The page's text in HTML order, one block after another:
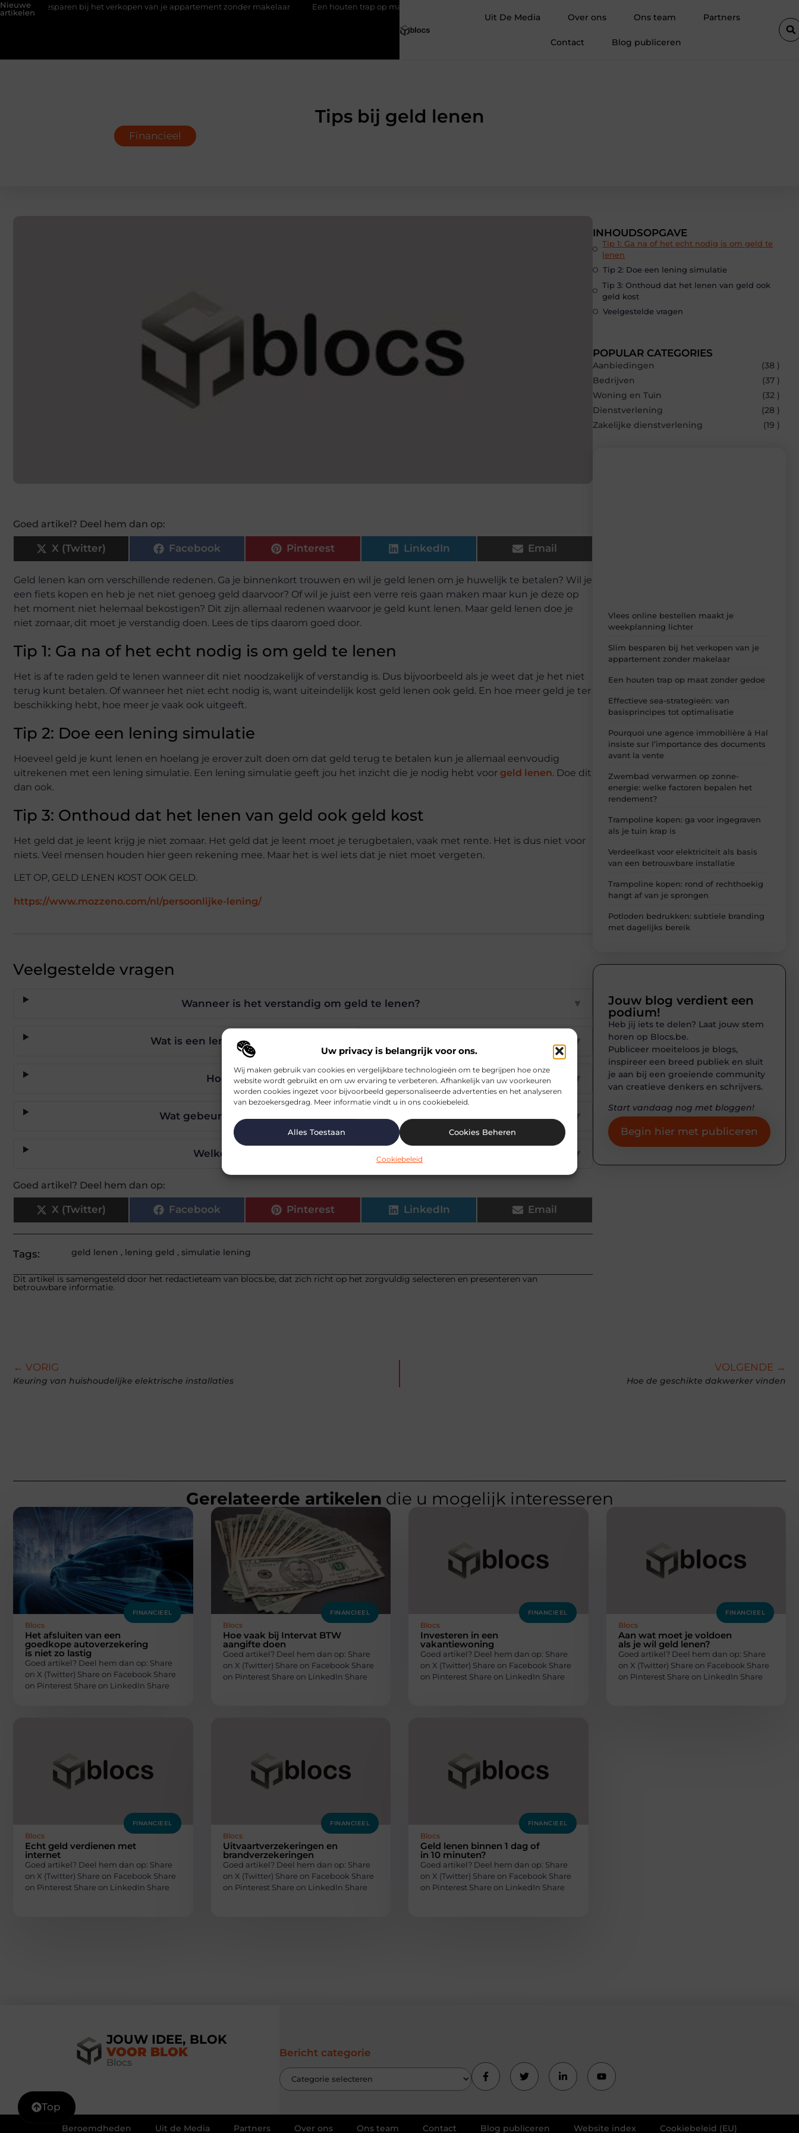
Uw privacy is belangrijk voor ons.
Wij maken gebruik van cookies en vergelijkbare technologieën om te begrijpen hoe onze
website wordt gebruikt en om uw ervaring te verbeteren. Afhankelijk van uw voorkeuren
worden cookies ingezet voor bijvoorbeeld gepersonaliseerde advertenties en het analyseren
van bezoekersgedrag. Meer informatie vindt u in ons cookiebeleid.
Alles Toestaan Cookies Beheren
Cookiebeleid
Nieuwe
artikelen
bij het verkopen van je appartement zonder makelaar Een houten trap op maat zonder gedoe
Uit De Media Over ons Ons team Partners
Contact Blog publiceren
Top
Tips bij geld lenen
Financieel
Goed artikel? Deel hem dan op:
X (Twitter) Facebook Pinterest LinkedIn Email
Geld lenen kan om verschillende redenen. Ga je binnenkort trouwen en wil je geld lenen om je huwelijk te betalen? Wil je
een fiets kopen en heb je net niet genoeg geld daarvoor? Of wil je juist een verre reis gaan maken maar kun je deze op
het moment niet helemaal bekostigen? Dit zijn allemaal redenen waarvoor je geld kunt lenen. Maar geld lenen doe je
niet zomaar, dit moet je verstandig doen. Lees de tips daarom goed door.
Tip 1: Ga na of het echt nodig is om geld te lenen
Het is af te raden geld te lenen wanneer dit niet noodzakelijk of verstandig is. Dus bijvoorbeeld als je weet dat je het niet
terug kunt betalen. Of wanneer het niet echt nodig is, want uiteindelijk kost geld lenen ook geld. En hoe meer geld je ter
beschikking hebt, hoe meer je vaak ook uitgeeft.
Tip 2: Doe een lening simulatie
Hoeveel geld je kunt lenen en hoelang je erover zult doen om dat geld terug te betalen kun je allemaal eenvoudig
uitrekenen met een lening simulatie. Een lening simulatie geeft jou het inzicht die je nodig hebt voor geld lenen. Doe dit
dan ook.
Tip 3: Onthoud dat het lenen van geld ook geld kost
Het geld dat je leent krijg je niet zomaar. Het geld dat je leent moet je terugbetalen, vaak met rente. Het is dus niet voor
niets. Veel mensen houden hier geen rekening mee. Maar het is wel iets dat je niet moet vergeten.
LET OP, GELD LENEN KOST OOK GELD.
https://www.mozzeno.com/nl/persoonlijke-lening/
Veelgestelde vragen
Wanneer is het verstandig om geld te lenen? ▼
Wat is een lening simulatie en waarom is het belangrijk? ▼
Hoeveel kost het om geld te lenen? ▼
Wat gebeurt er als ik meer geld ter beschikking heb? ▼
Welke redenen zijn er om geld te lenen? ▼
Goed artikel? Deel hem dan op:
X (Twitter) Facebook Pinterest LinkedIn Email
Tags: geld lenen , lening geld , simulatie lening
Dit artikel is samengesteld door het redactieteam van blocs.be, dat zich richt op het zorgvuldig selecteren en presenteren van
betrouwbare informatie.
INHOUDSOPGAVE
Tip 1: Ga na of het echt nodig is om geld te
lenen
Tip 2: Doe een lening simulatie
Tip 3: Onthoud dat het lenen van geld ook
geld kost
Veelgestelde vragen
POPULAR CATEGORIES
Aanbiedingen
(38 )
Bedrijven
(37 )
Woning en Tuin
(32 )
Dienstverlening
(28 )
Zakelijke dienstverlening
(19 )
Vlees online bestellen maakt je
weekplanning lichter
Slim besparen bij het verkopen van je
appartement zonder makelaar
Een houten trap op maat zonder gedoe
Effectieve sea-strategieën: van
basisprincipes tot optimalisatie
Pourquoi une agence immobilière à Hal
insiste sur l’importance des documents
avant la vente
Zwembad verwarmen op zonne-
energie: welke factoren bepalen het
rendement?
Trampoline kopen: ga voor ingegraven
als je tuin krap is
Verdeelkast voor elektriciteit als basis
van een betrouwbare installatie
Trampoline kopen: rond of rechthoekig
hangt af van je sprongen
Potloden bedrukken: subtiele branding
met dagelijks bereik
Jouw blog verdient een
podium!
Heb jij iets te delen? Laat jouw stem
horen op Blocs.be.
Publiceer moeiteloos je blogs,
inspireer een breed publiek en sluit
je aan bij een groeiende community
van creatieve denkers en schrijvers.
Start vandaag nog met bloggen!
Begin hier met publiceren
← VORIG
Keuring van huishoudelijke elektrische installaties
VOLGENDE →
Hoe de geschikte dakwerker vinden
Gerelateerde artikelen die u mogelijk interesseren
FINANCIEEL
Blocs
Het afsluiten van een
goedkope autoverzekering
is niet zo lastig
Goed artikel? Deel hem dan op: Share
on X (Twitter) Share on Facebook Share
on Pinterest Share on LinkedIn Share
FINANCIEEL
Blocs
Hoe vaak bij Intervat BTW
aangifte doen
Goed artikel? Deel hem dan op: Share
on X (Twitter) Share on Facebook Share
on Pinterest Share on LinkedIn Share
FINANCIEEL
Blocs
Investeren in een
vakantiewoning
Goed artikel? Deel hem dan op: Share
on X (Twitter) Share on Facebook Share
on Pinterest Share on LinkedIn Share
FINANCIEEL
Blocs
Aan wat moet je voldoen
als je wil geld lenen?
Goed artikel? Deel hem dan op: Share
on X (Twitter) Share on Facebook Share
on Pinterest Share on LinkedIn Share
FINANCIEEL
Blocs
Echt geld verdienen met
internet
Goed artikel? Deel hem dan op: Share
on X (Twitter) Share on Facebook Share
on Pinterest Share on LinkedIn Share
FINANCIEEL
Blocs
Uitvaartverzekeringen en
brandverzekeringen
Goed artikel? Deel hem dan op: Share
on X (Twitter) Share on Facebook Share
on Pinterest Share on LinkedIn Share
FINANCIEEL
Blocs
Geld lenen binnen 1 dag of
in 10 minuten?
Goed artikel? Deel hem dan op: Share
on X (Twitter) Share on Facebook Share
on Pinterest Share on LinkedIn Share
JOUW IDEE, BLOK
VOOR BLOK
Blocs
Bericht categorie
Beroemdheden Uit de Media Partners Over ons Ons team Contact Blog publiceren Website index Cookiebeleid (EU)